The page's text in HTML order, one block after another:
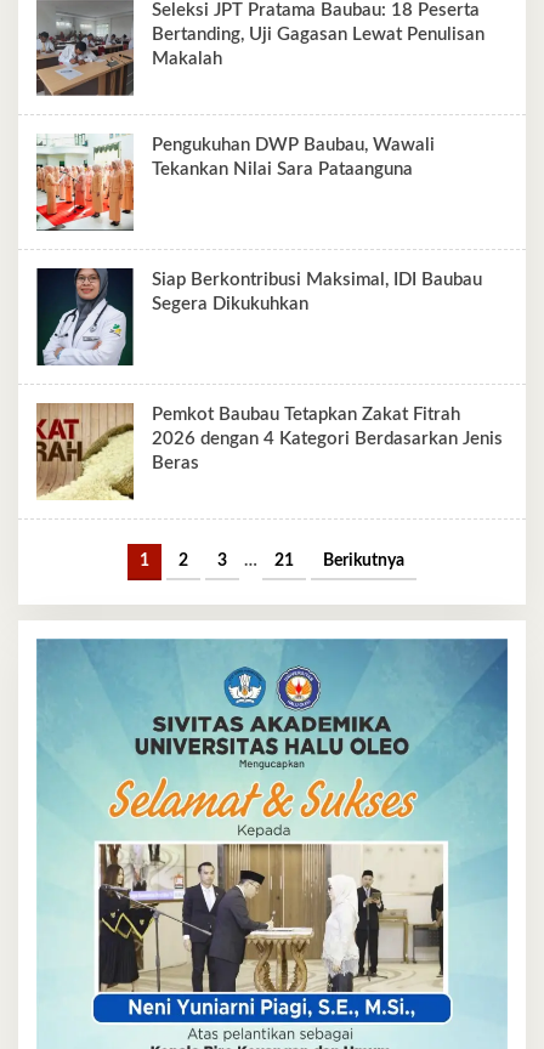
Seleksi JPT Pratama Baubau: 18 Peserta
Bertanding, Uji Gagasan Lewat Penulisan
Makalah
Pengukuhan DWP Baubau, Wawali
Tekankan Nilai Sara Pataanguna
Siap Berkontribusi Maksimal, IDI Baubau
Segera Dikukuhkan
Pemkot Baubau Tetapkan Zakat Fitrah
2026 dengan 4 Kategori Berdasarkan Jenis
Beras
1 2 3 … 21 Berikutnya